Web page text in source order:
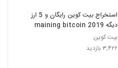
استخراج بیت کوین رایگان و 5 ارز
دیگه maining bitcoin 2019
بیت کوین
۳,۴۲۲ بازدید